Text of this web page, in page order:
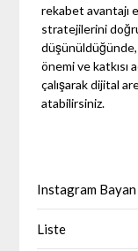
rekabet avantajı
stratejilerini
düşünüldüğünde,
önemi ve katkısı
çalışarak dijital
atabilirsiniz.
Instagram
Liste